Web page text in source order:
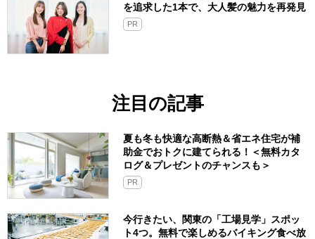
を追求した1本で、大人髪の魅力を再発見
PR
注目の記事
夏も冬も快適な高断熱＆省エネ住宅が補
助金でおトクに建てられる！＜無料カタ
ログ＆プレゼントのチャンスも＞
PR
今行きたい、関東の「工場見学」スポッ
ト4つ。無料で楽しめるバイキング食べ放